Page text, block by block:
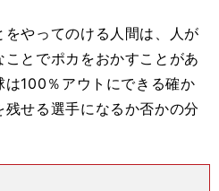
やってのける人間は、人が
とでポカをおかすことがあ
100％アウトにできる確か
せる選手になるか否かの分